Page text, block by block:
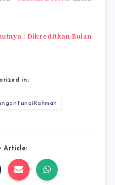
: Dikreditkan Bulan
in:
Article: